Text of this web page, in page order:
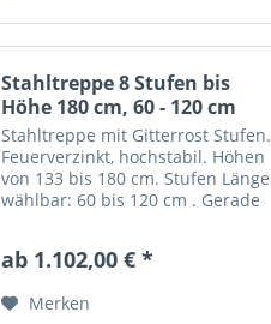
Stahltreppe 8 Stufen bis
Höhe 180 cm, 60 - 120 cm
Stahltreppe mit Gitterrost Stufen.
Feuerverzinkt, hochstabil. Höhen
von 133 bis 180 cm. Stufen Länge
wählbar: 60 bis 120 cm . Gerade
Trittsicher mit nutzbarer
ab 1.102,00 € *
Merken